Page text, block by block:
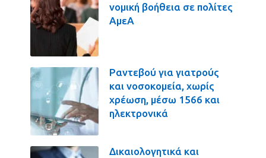
νομική βοήθεια σε πολίτες
ΑμεΑ
Ραντεβού για γιατρούς
και νοσοκομεία, χωρίς
χρέωση, μέσω 1566 και
ηλεκτρονικά
Δικαιολογητικά και